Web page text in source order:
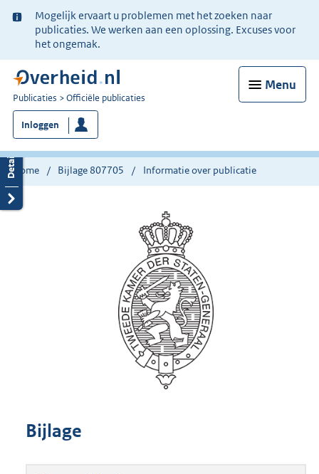
Ter
informatie:
Mogelijk ervaart u problemen met het zoeken naar
publicaties. We werken aan een oplossing. Excuses voor
het ongemak.
Menu
U
bent
nu
hier:
Publicaties Officiële publicaties
Inloggen
Home Bijlage 807705 Informatie over publicatie
Bijlage